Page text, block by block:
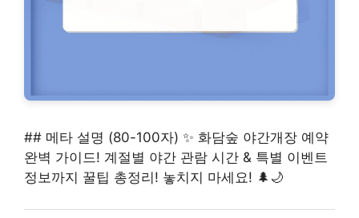
## 메타 설명 (80-100자) ✨ 화담숲 야간개장 예약
완벽 가이드! 계절별 야간 관람 시간 & 특별 이벤트
정보까지 꿀팁 총정리! 놓치지 마세요! 🌲🌙